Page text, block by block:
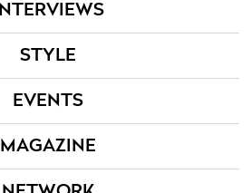
INTERVIEWS
STYLE
EVENTS
MAGAZINE